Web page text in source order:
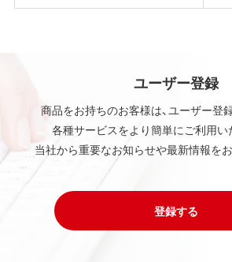
ユーザー登録
商品をお持ちのお客様は、ユーザー登
各種サービスをより簡単にご利用い
当社から重要なお知らせや最新情報を
登録する